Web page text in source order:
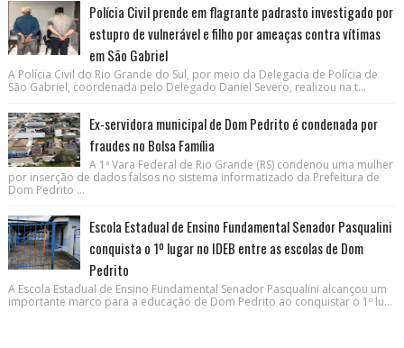
Polícia Civil prende em flagrante padrasto investigado por
estupro de vulnerável e filho por ameaças contra vítimas
em São Gabriel
A Polícia Civil do Rio Grande do Sul, por meio da Delegacia de Polícia de
São Gabriel, coordenada pelo Delegado Daniel Severo, realizou na t...
Ex-servidora municipal de Dom Pedrito é condenada por
fraudes no Bolsa Família
A 1ª Vara Federal de Rio Grande (RS) condenou uma mulher
por inserção de dados falsos no sistema informatizado da Prefeitura de
Dom Pedrito ...
Escola Estadual de Ensino Fundamental Senador Pasqualini
conquista o 1º lugar no IDEB entre as escolas de Dom
Pedrito
A Escola Estadual de Ensino Fundamental Senador Pasqualini alcançou um
importante marco para a educação de Dom Pedrito ao conquistar o 1º lu...